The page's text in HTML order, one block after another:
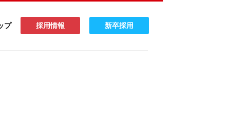
プ 採用情報 新卒採用